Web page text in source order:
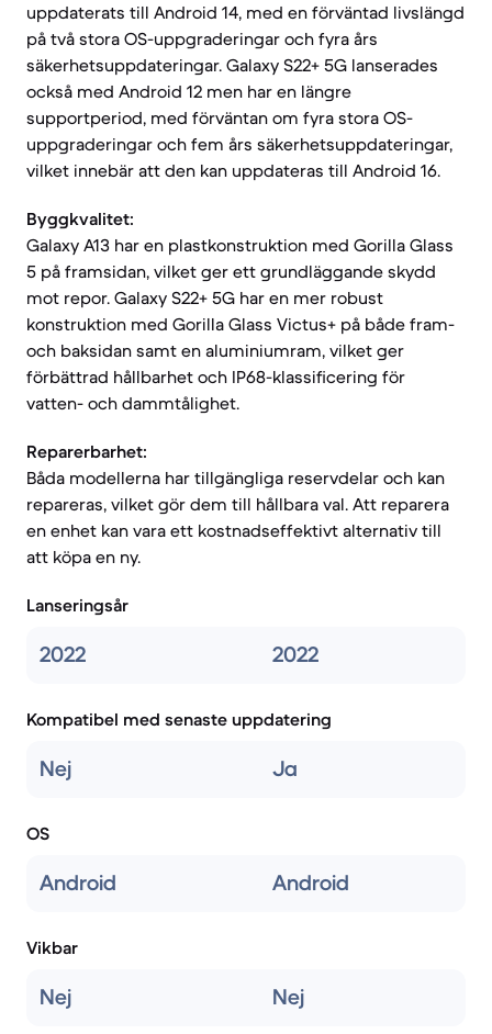
uppdaterats till Android 14, med en förväntad livslängd
på två stora OS-uppgraderingar och fyra års
säkerhetsuppdateringar. Galaxy S22+ 5G lanserades
också med Android 12 men har en längre
supportperiod, med förväntan om fyra stora OS-
uppgraderingar och fem års säkerhetsuppdateringar,
vilket innebär att den kan uppdateras till Android 16.
Byggkvalitet:
Galaxy A13 har en plastkonstruktion med Gorilla Glass
5 på framsidan, vilket ger ett grundläggande skydd
mot repor. Galaxy S22+ 5G har en mer robust
konstruktion med Gorilla Glass Victus+ på både fram-
och baksidan samt en aluminiumram, vilket ger
förbättrad hållbarhet och IP68-klassificering för
vatten- och dammtålighet.
Reparerbarhet:
Båda modellerna har tillgängliga reservdelar och kan
repareras, vilket gör dem till hållbara val. Att reparera
en enhet kan vara ett kostnadseffektivt alternativ till
att köpa en ny.
Lanseringsår
2022 2022
Kompatibel med senaste uppdatering
Nej Ja
OS
Android Android
Vikbar
Nej Nej